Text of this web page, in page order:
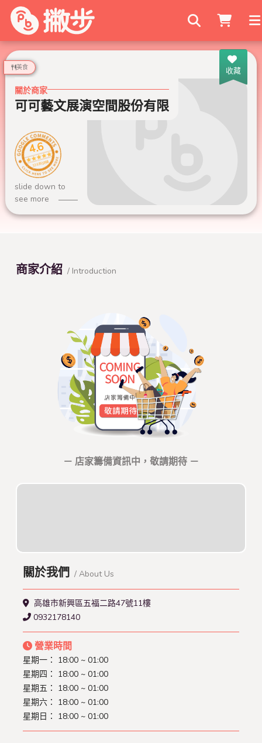
搜尋商家
收藏
美食
關於商家
可可藝文展演空間股份有限公司
4.6
338 則評論
slide down to
see more
商家介紹 / Introduction
－ 店家籌備資訊中，敬請期待 －
關於我們 / About Us
高雄市新興區五福二路47號11樓
0932178140
營業時間
星期一： 18:00 ~ 01:00
星期四： 18:00 ~ 01:00
星期五： 18:00 ~ 01:00
星期六： 18:00 ~ 01:00
星期日： 18:00 ~ 01:00